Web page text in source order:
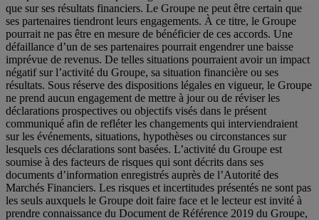
que sur ses résultats financiers. Le Groupe ne peut être certain que
ses partenaires tiendront leurs engagements. À ce titre, le Groupe
pourrait ne pas être en mesure de bénéficier de ces accords. Une
défaillance d’un de ses partenaires pourrait engendrer une baisse
imprévue de revenus. De telles situations pourraient avoir un impact
négatif sur l’activité du Groupe, sa situation financière ou ses
résultats. Sous réserve des dispositions légales en vigueur, le Groupe
ne prend aucun engagement de mettre à jour ou de réviser les
déclarations prospectives ou objectifs visés dans le présent
communiqué afin de refléter les changements qui interviendraient
sur les événements, situations, hypothèses ou circonstances sur
lesquels ces déclarations sont basées. L’activité du Groupe est
soumise à des facteurs de risques qui sont décrits dans ses
documents d’information enregistrés auprès de l’Autorité des
Marchés Financiers. Les risques et incertitudes présentés ne sont pas
les seuls auxquels le Groupe doit faire face et le lecteur est invité à
prendre connaissance du Document de Référence 2019 du Groupe,